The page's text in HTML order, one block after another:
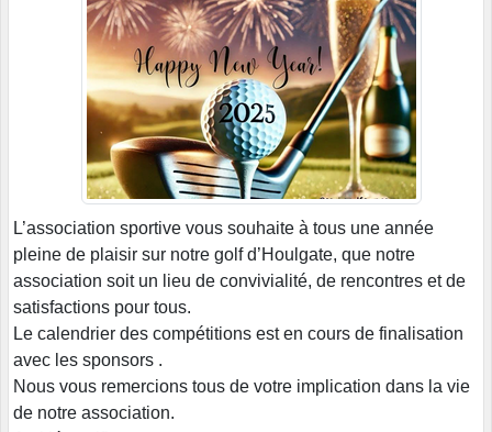
L’association sportive vous souhaite à tous une année
pleine de plaisir sur notre golf d’Houlgate, que notre
association soit un lieu de convivialité, de rencontres et de
satisfactions pour tous.
Le calendrier des compétitions est en cours de finalisation
avec les sponsors .
Nous vous remercions tous de votre implication dans la vie
de notre association.